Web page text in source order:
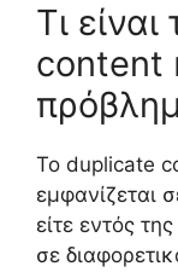
Τι
content
Το duplicate
εμφανίζεται
είτε εντός
σε